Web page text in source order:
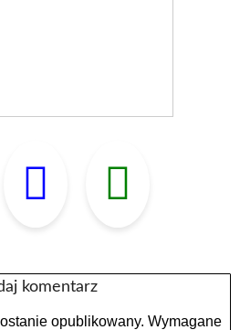
komentarz
opublikowany. Wymagane